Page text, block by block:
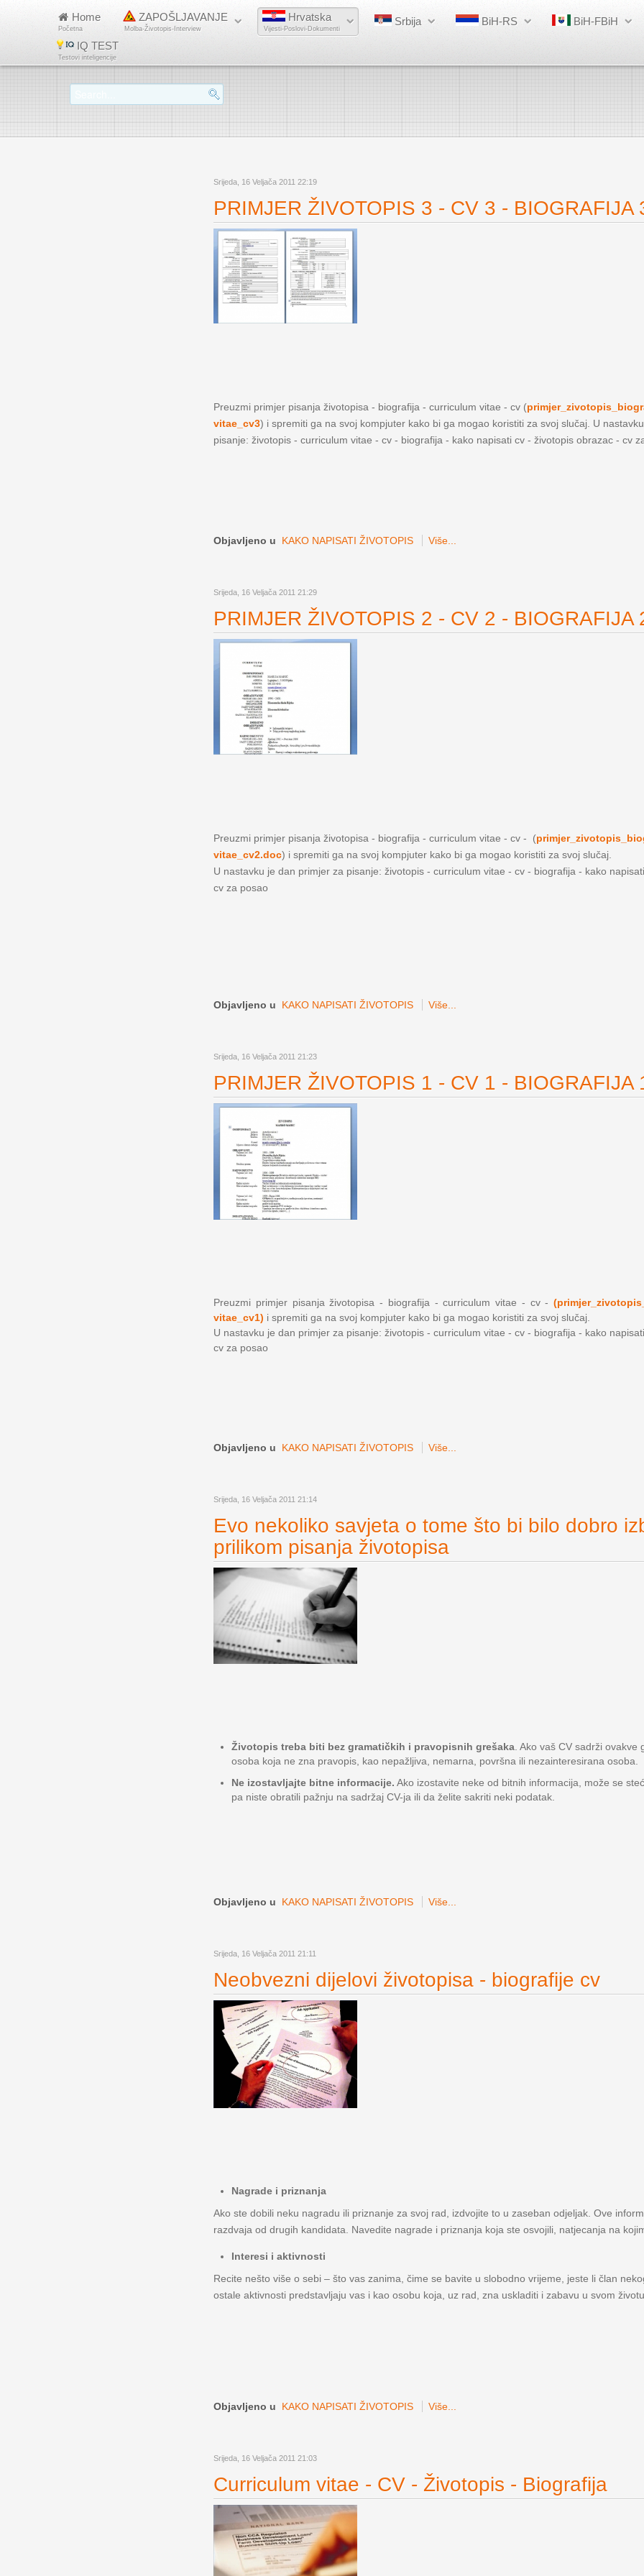
Home
Početna
ZAPOŠLJAVANJE
Molba-Životopis-Interview
Hrvatska
Vijesti-Poslovi-Dokumenti
Srbija BiH-RS
BiH-FBiH
IQ TEST
Testovi inteligencije
Srijeda, 16 Veljača 2011 22:19
PRIMJER ŽIVOTOPIS 3 - CV 3 - BIOGRAFIJA
Preuzmi primjer pisanja životopisa - biografija - curriculum vitae - cv (
vitae_cv3) i spremiti ga na svoj kompjuter kako bi ga mogao koristiti za svoj slučaj. U
pisanje: životopis - curriculum vitae - cv - biografija - kako napisati cv - životopis obrazac - cv
Objavljeno u KAKO NAPISATI ŽIVOTOPIS Više...
Srijeda, 16 Veljača 2011 21:29
PRIMJER ŽIVOTOPIS 2 - CV 2 - BIOGRAFIJA
Preuzmi primjer pisanja životopisa - biografija - curriculum vitae - cv - (
vitae_cv2.doc) i spremiti ga na svoj kompjuter kako bi ga mogao koristiti za svoj slučaj.
U nastavku je dan primjer za pisanje: životopis - curriculum vitae - cv - biografija - kako
cv za posao
Objavljeno u KAKO NAPISATI ŽIVOTOPIS Više...
Srijeda, 16 Veljača 2011 21:23
PRIMJER ŽIVOTOPIS 1 - CV 1 - BIOGRAFIJA
Preuzmi primjer pisanja životopisa - biografija - curriculum vitae - cv -
vitae_cv1) i spremiti ga na svoj kompjuter kako bi ga mogao koristiti za svoj slučaj.
U nastavku je dan primjer za pisanje: životopis - curriculum vitae - cv - biografija - kako
cv za posao
Objavljeno u KAKO NAPISATI ŽIVOTOPIS Više...
Srijeda, 16 Veljača 2011 21:14
Evo nekoliko savjeta o tome što bi bilo dobro
prilikom pisanja životopisa
Životopis treba biti bez gramatičkih i pravopisnih grešaka . Ako vaš CV sadrži
osoba koja ne zna pravopis, kao nepažljiva, nemarna, površna ili nezainteresirana osoba.
Ne izostavljajte bitne informacije. Ako izostavite neke od bitnih informacija, može se
pa niste obratili pažnju na sadržaj CV-ja ili da želite sakriti neki podatak.
Objavljeno u KAKO NAPISATI ŽIVOTOPIS Više...
Srijeda, 16 Veljača 2011 21:11
Neobvezni dijelovi životopisa - biografije cv
Nagrade i priznanja
Ako ste dobili neku nagradu ili priznanje za svoj rad, izdvojite to u zaseban odjeljak. Ove
razdvaja od drugih kandidata. Navedite nagrade i priznanja koja ste osvojili, natjecanja na
Interesi i aktivnosti
Recite nešto više o sebi – što vas zanima, čime se bavite u slobodno vrijeme, jeste li član
ostale aktivnosti predstavljaju vas i kao osobu koja, uz rad, zna uskladiti i zabavu u svom
Objavljeno u KAKO NAPISATI ŽIVOTOPIS Više...
Srijeda, 16 Veljača 2011 21:03
Curriculum vitae - CV - Životopis - Biografija